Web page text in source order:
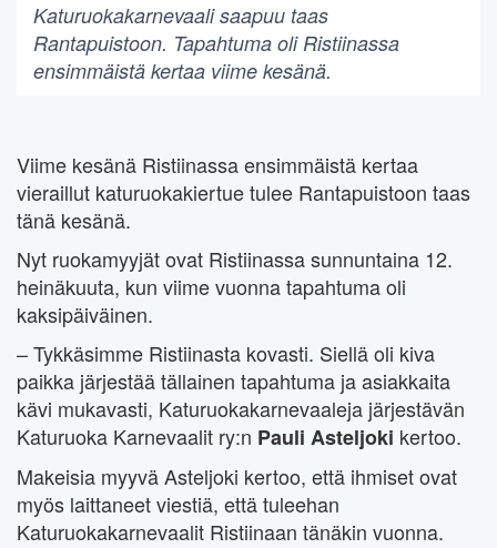
Katuruokakarnevaali saapuu taas
Rantapuistoon. Tapahtuma oli Ristiinassa
ensimmäistä kertaa viime kesänä.
Viime kesänä Ristiinassa ensimmäistä kertaa
vieraillut katuruokakiertue tulee Rantapuistoon taas
tänä kesänä.
Nyt ruokamyyjät ovat Ristiinassa sunnuntaina 12.
heinäkuuta, kun viime vuonna tapahtuma oli
kaksipäiväinen.
– Tykkäsimme Ristiinasta kovasti. Siellä oli kiva
paikka järjestää tällainen tapahtuma ja asiakkaita
kävi mukavasti, Katuruokakarnevaaleja järjestävän
Katuruoka Karnevaalit ry:n Pauli Asteljoki kertoo.
Makeisia myyvä Asteljoki kertoo, että ihmiset ovat
myös laittaneet viestiä, että tuleehan
Katuruokakarnevaalit Ristiinaan tänäkin vuonna.